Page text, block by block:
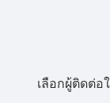
เลือกผู้ติดต่อ